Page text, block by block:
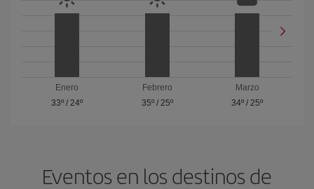
Enero
33º/ 24º
Febrero
35º/ 25º
Marzo
34º / 25º
Eventos en los destinos de